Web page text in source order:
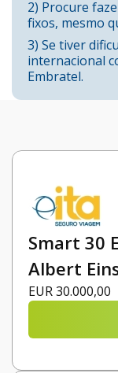
2) Procure
fixos, mesmo
3) Se tiver
internacional
Embratel.
Smart 30
Albert
EUR 30.000,00